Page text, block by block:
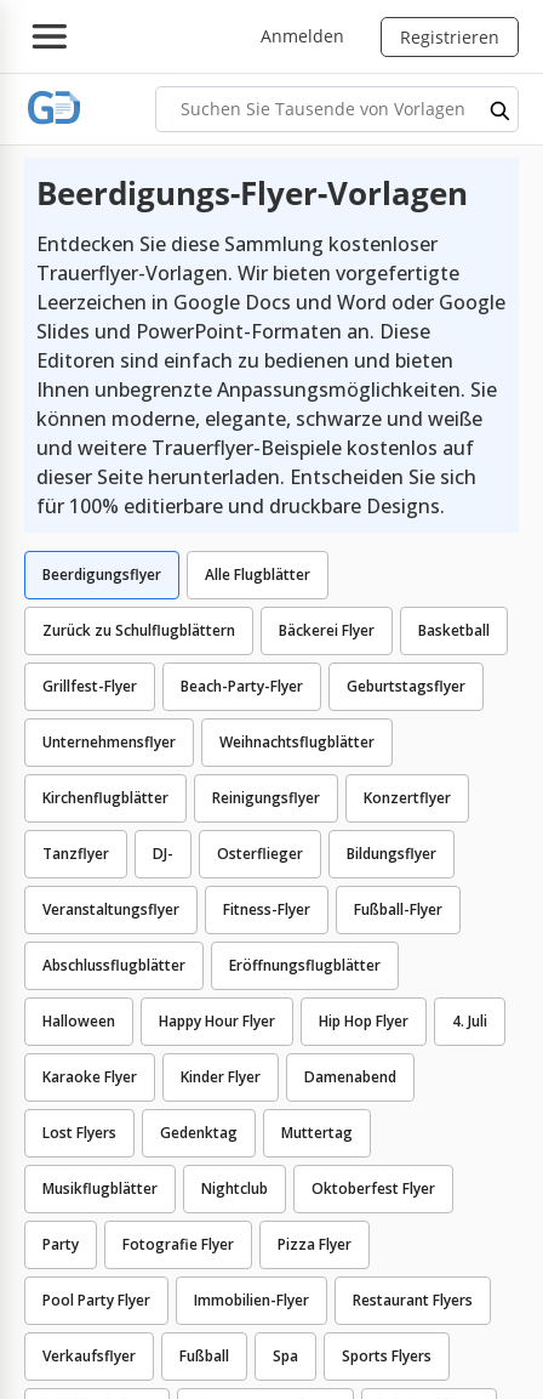
Anmelden Registrieren
Beerdigungs-Flyer-Vorlagen
Entdecken Sie diese Sammlung kostenloser
Trauerflyer-Vorlagen. Wir bieten vorgefertigte
Leerzeichen in Google Docs und Word oder Google
Slides und PowerPoint-Formaten an. Diese
Editoren sind einfach zu bedienen und bieten
Ihnen unbegrenzte Anpassungsmöglichkeiten. Sie
können moderne, elegante, schwarze und weiße
und weitere Trauerflyer-Beispiele kostenlos auf
dieser Seite herunterladen. Entscheiden Sie sich
für 100% editierbare und druckbare Designs.
Alle Flugblätter
Zurück zu Schulflugblättern Bäckerei Flyer Basketball
Grillfest-Flyer Beach-Party-Flyer Geburtstagsflyer
Unternehmensflyer Weihnachtsflugblätter
Kirchenflugblätter Reinigungsflyer Konzertflyer
Tanzflyer DJ- Osterflieger Bildungsflyer
Veranstaltungsflyer Fitness-Flyer Fußball-Flyer
Beerdigungsflyer
Abschlussflugblätter Eröffnungsflugblätter
Halloween Happy Hour Flyer Hip Hop Flyer 4. Juli
Karaoke Flyer Kinder Flyer Damenabend
Lost Flyers Gedenktag Muttertag
Musikflugblätter Nightclub Oktoberfest Flyer
Party Fotografie Flyer Pizza Flyer
Pool Party Flyer Immobilien-Flyer Restaurant Flyers
Verkaufsflyer Fußball Spa Sports Flyers